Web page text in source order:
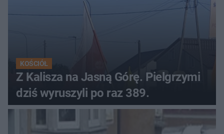
KOŚCIÓŁ
Z Kalisza na Jasną Górę. Pielgrzymi
dziś wyruszyli po raz 389.